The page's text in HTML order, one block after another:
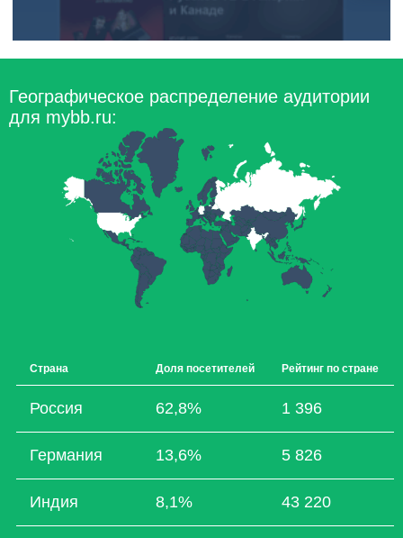
Географическое распределение аудитории
для mybb.ru:
Страна Доля посетителей Рейтинг по стране
Россия 62,8% 1 396
Германия 13,6% 5 826
Индия 8,1% 43 220